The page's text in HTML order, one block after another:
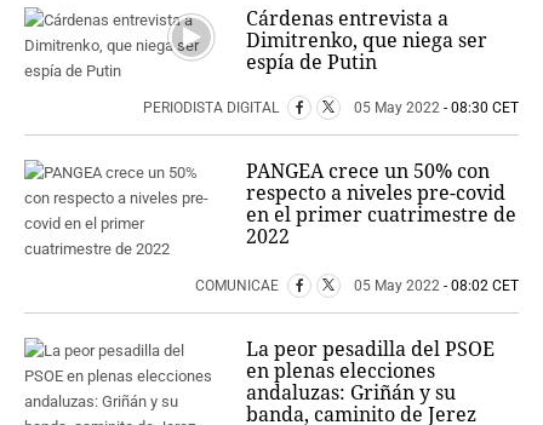
MÁS SERVICIOS
EDICIONES
ESPAÑA
Cárdenas entrevista a
Dimitrenko, que niega ser
espía de Putin
PERIODISTA DIGITAL 05 May 2022 - 08:30 CET
PANGEA crece un 50% con
respecto a niveles pre-covid
en el primer cuatrimestre de
2022
COMUNICAE 05 May 2022 - 08:02 CET
La peor pesadilla del PSOE
en plenas elecciones
andaluzas: Griñán y su
banda, caminito de Jerez